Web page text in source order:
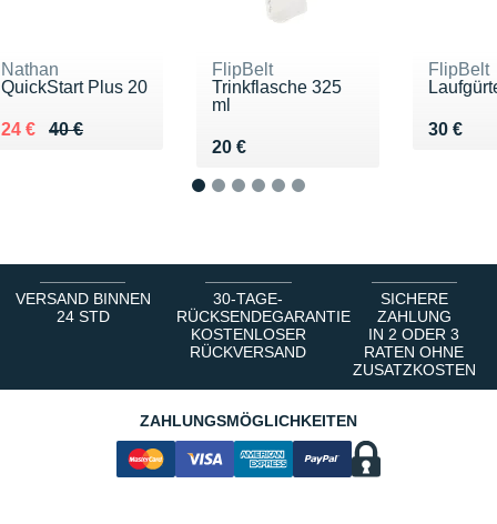
Nathan
QuickStart Plus 20
40 €
Au lieu de 40 €
24 €
Vendu 24 €
FlipBelt
Trinkflasche 325
ml
20 €
Vendu 20 €
FlipBelt
30 €
Vendu
VERSAND BINNEN
24 STD
30-TAGE-
RÜCKSENDEGARANTIE
KOSTENLOSER
RÜCKVERSAND
SICHERE
ZAHLUNG
IN 2 ODER 3
RATEN OHNE
ZUSATZKOSTEN
ZAHLUNGSMÖGLICHKEITEN